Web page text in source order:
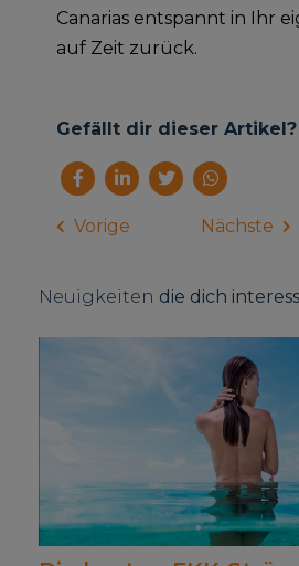
Canarias entspannt in Ihr
auf Zeit zurück.
Gefällt dir dieser
Vorige Nächste
Neuigkeiten die dich